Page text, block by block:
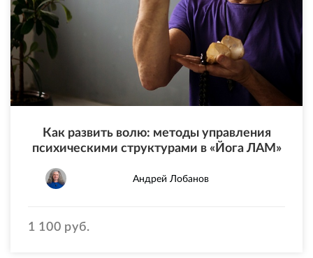
Как развить волю: методы управления
психическими структурами в «Йога ЛАМ»
Андрей Лобанов
1 100 руб.